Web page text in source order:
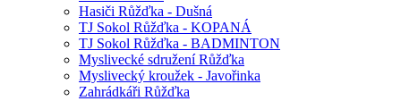
Hasiči Růžďka - Dušná
TJ Sokol Růžďka - KOPANÁ
TJ Sokol Růžďka - BADMINTON
Myslivecké sdružení Růžďka
Myslivecký kroužek - Javořinka
Zahrádkáři Růžďka